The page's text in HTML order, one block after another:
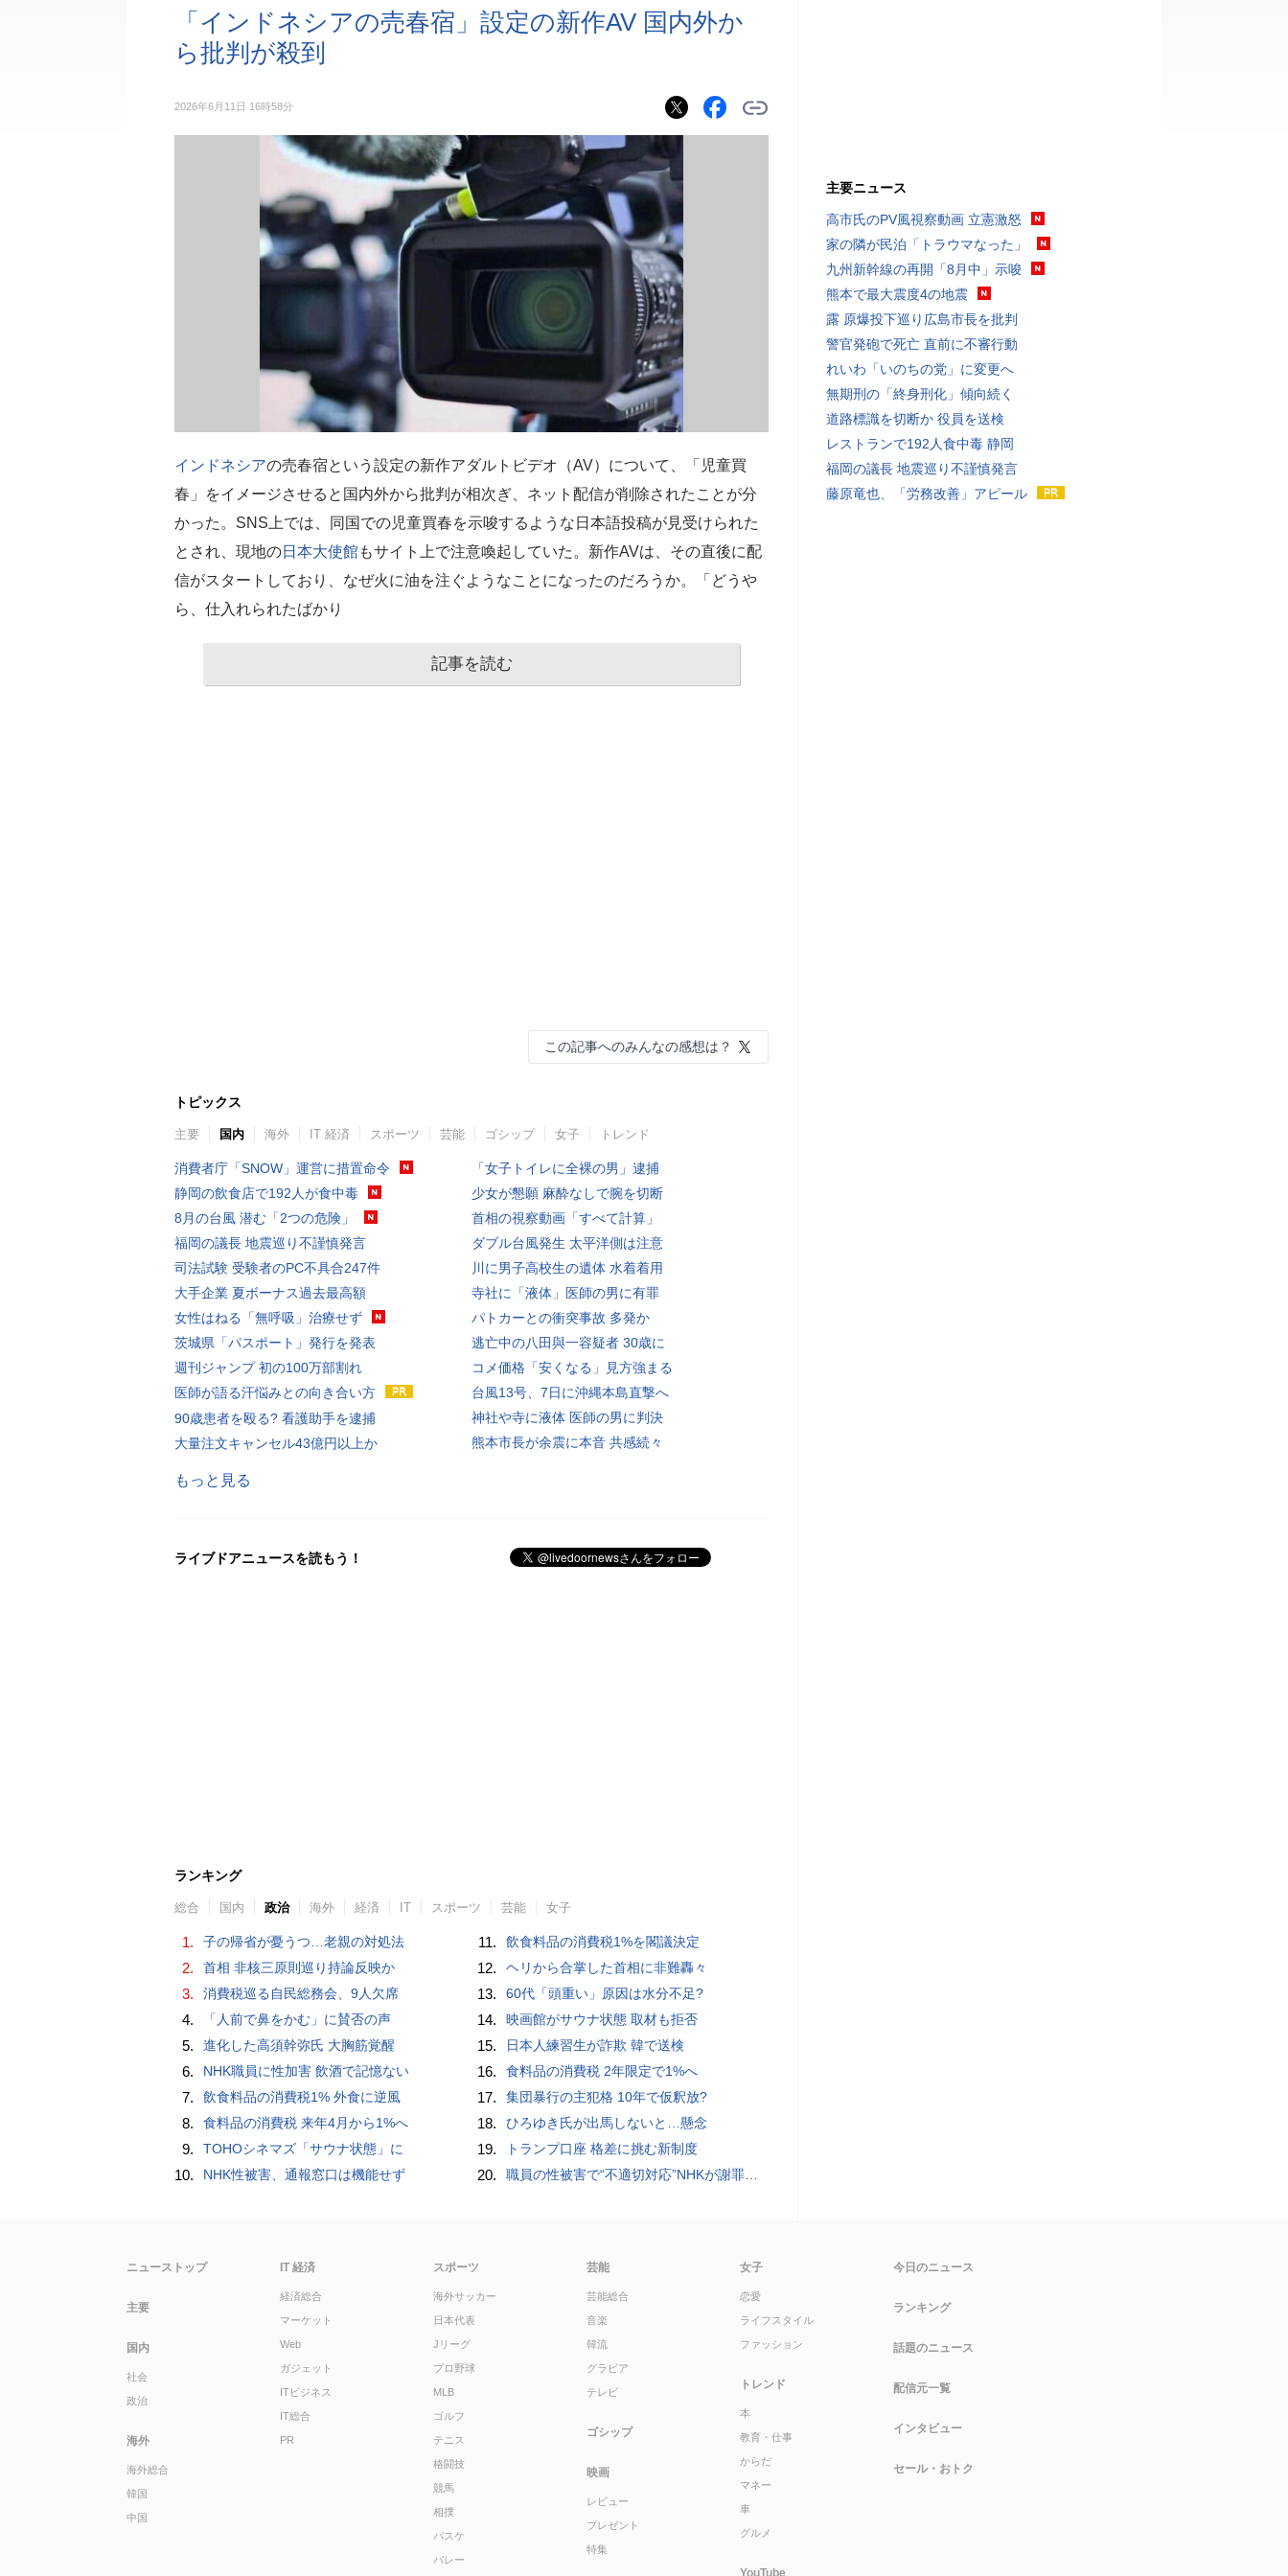
「インドネシアの売春宿」設定の新作AV 国内外か
ら批判が殺到
2026年6月11日 16時58分
インドネシアの売春宿という設定の新作アダルトビデオ（AV）について、「児童買
春」をイメージさせると国内外から批判が相次ぎ、ネット配信が削除されたことが分
かった。SNS上では、同国での児童買春を示唆するような日本語投稿が見受けられた
とされ、現地の日本大使館もサイト上で注意喚起していた。新作AVは、その直後に配
信がスタートしており、なぜ火に油を注ぐようなことになったのだろうか。「どうや
ら、仕入れられたばかり
記事を読む
この記事へのみんなの感想は？
トピックス
主要 国内 海外 IT 経済 スポーツ 芸能 ゴシップ 女子 トレンド
消費者庁「SNOW」運営に措置命令
静岡の飲食店で192人が食中毒
8月の台風 潜む「2つの危険」
福岡の議長 地震巡り不謹慎発言
司法試験 受験者のPC不具合247件
大手企業 夏ボーナス過去最高額
女性はねる「無呼吸」治療せず
茨城県「パスポート」発行を発表
週刊ジャンプ 初の100万部割れ
医師が語る汗悩みとの向き合い方
90歳患者を殴る? 看護助手を逮捕
大量注文キャンセル43億円以上か
「女子トイレに全裸の男」逮捕
少女が懇願 麻酔なしで腕を切断
首相の視察動画「すべて計算」
ダブル台風発生 太平洋側は注意
川に男子高校生の遺体 水着着用
寺社に「液体」医師の男に有罪
パトカーとの衝突事故 多発か
逃亡中の八田與一容疑者 30歳に
コメ価格「安くなる」見方強まる
台風13号、7日に沖縄本島直撃へ
神社や寺に液体 医師の男に判決
熊本市長が余震に本音 共感続々
もっと見る
ライブドアニュースを読もう！
ランキング
総合 国内 政治 海外 経済 IT スポーツ 芸能 女子
1. 子の帰省が憂うつ…老親の対処法
2. 首相 非核三原則巡り持論反映か
3. 消費税巡る自民総務会、9人欠席
4. 「人前で鼻をかむ」に賛否の声
5. 進化した高須幹弥氏 大胸筋覚醒
6. NHK職員に性加害 飲酒で記憶ない
7. 飲食料品の消費税1% 外食に逆風
8. 食料品の消費税 来年4月から1%へ
9. TOHOシネマズ「サウナ状態」に
10. NHK性被害、通報窓口は機能せず
11. 飲食料品の消費税1%を閣議決定
12. ヘリから合掌した首相に非難轟々
13. 60代「頭重い」原因は水分不足?
14. 映画館がサウナ状態 取材も拒否
15. 日本人練習生が詐欺 韓で送検
16. 食料品の消費税 2年限定で1%へ
17. 集団暴行の主犯格 10年で仮釈放?
18. ひろゆき氏が出馬しないと…懸念
19. トランプ口座 格差に挑む新制度
20. 職員の性被害で“不適切対応”NHKが謝罪 番組出演者から性被害受け休職…部署異動認めず、関係者処分なし
主要ニュース
高市氏のPV風視察動画 立憲激怒
家の隣が民泊「トラウマなった」
九州新幹線の再開「8月中」示唆
熊本で最大震度4の地震
露 原爆投下巡り広島市長を批判
警官発砲で死亡 直前に不審行動
れいわ「いのちの党」に変更へ
無期刑の「終身刑化」傾向続く
道路標識を切断か 役員を送検
レストランで192人食中毒 静岡
福岡の議長 地震巡り不謹慎発言
藤原竜也、「労務改善」アピール
ニューストップ
主要
国内
社会
政治
海外
海外総合
韓国
中国
IT 経済
経済総合
マーケット
Web
ガジェット
ITビジネス
IT総合
PR
スポーツ
海外サッカー
日本代表
Jリーグ
プロ野球
MLB
ゴルフ
テニス
格闘技
競馬
相撲
バスケ
バレー
芸能
芸能総合
音楽
韓流
グラビア
テレビ
ゴシップ
映画
レビュー
プレゼント
特集
女子
恋愛
ライフスタイル
ファッション
トレンド
本
教育・仕事
からだ
マネー
車
グルメ
YouTube
今日のニュース
ランキング
話題のニュース
配信元一覧
インタビュー
セール・おトク